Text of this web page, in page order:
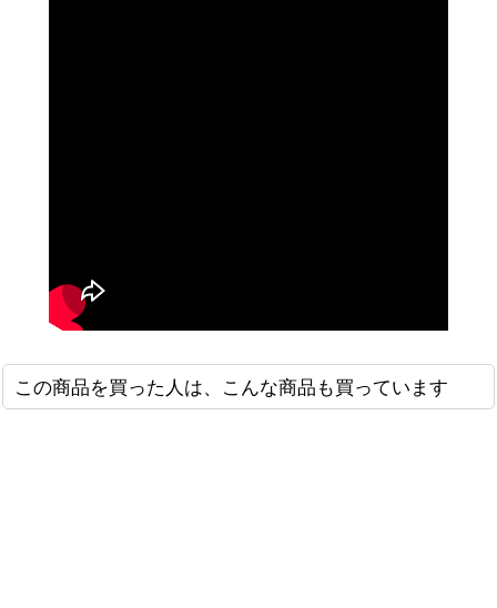
この商品を買った人は、こんな商品も買っています